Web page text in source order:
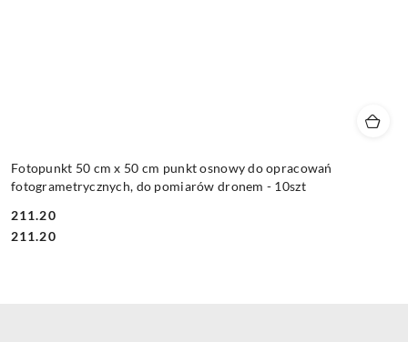
Fotopunkt 50 cm x 50 cm punkt osnowy do opracowań
fotogrametrycznych, do pomiarów dronem - 10szt
Cena:
211.20
Cena:
211.20